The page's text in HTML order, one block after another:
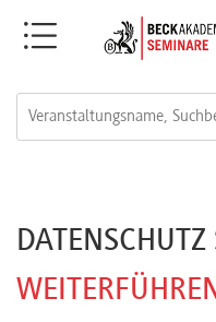
Menü
Live-
DATENSCHUTZ